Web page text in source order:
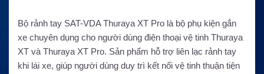
Bộ rảnh tay SAT-VDA Thuraya XT Pro là bộ phụ kiện gắn
xe chuyên dụng cho người dùng điện thoại vệ tinh Thuraya
XT và Thuraya XT Pro. Sản phẩm hỗ trợ liên lạc rảnh tay
khi lái xe, giúp người dùng duy trì kết nối vệ tinh thuận tiện